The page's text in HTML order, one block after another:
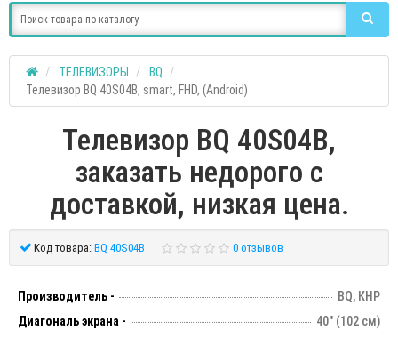
ТЕЛЕВИЗОРЫ
BQ
Телевизор BQ 40S04B, smart, FHD, (Android)
Телевизор BQ 40S04B,
заказать недорого с
доставкой, низкая цена.
Код товара: BQ 40S04B 0 отзывов
Производитель -
BQ, КНР
Диагональ экрана -
40" (102 см)